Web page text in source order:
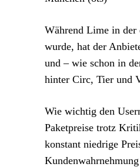
Während Lime in der
wurde, hat der
und – wie schon in
hinter Circ, Tier und
Wie wichtig den
Paketpreise trotz
konstant niedrige